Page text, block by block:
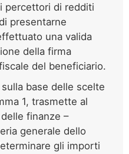
percettori di redditi
presentarne
una valida
della firma
del beneficiario.
sulla base delle scelte
1, trasmette al
finanze –
generale dello
gli importi